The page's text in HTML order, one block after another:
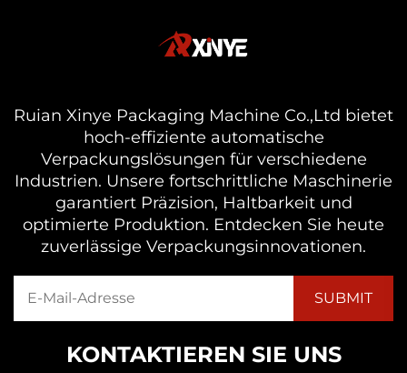
Ruian Xinye Packaging Machine Co.,Ltd bietet
hoch-effiziente automatische
Verpackungslösungen für verschiedene
Industrien. Unsere fortschrittliche Maschinerie
garantiert Präzision, Haltbarkeit und
optimierte Produktion. Entdecken Sie heute
zuverlässige Verpackungsinnovationen.
KONTAKTIEREN SIE UNS